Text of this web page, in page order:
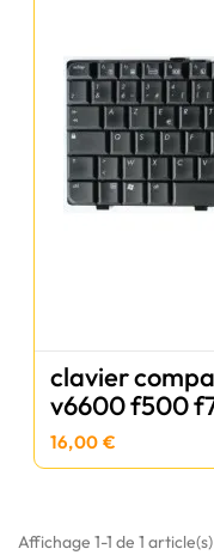
clavier
v6600 f500
16,00 €
Affichage 1-1 de 1 article(s)